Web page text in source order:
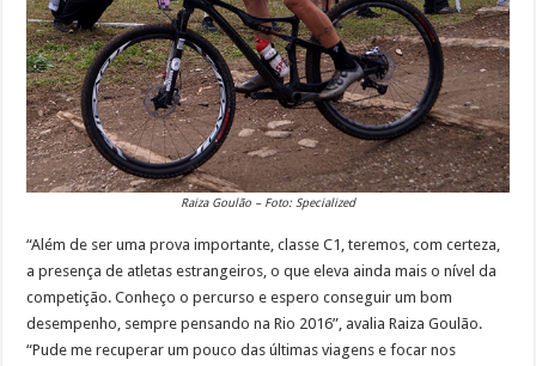
Raiza Goulão – Foto: Specialized
“Além de ser uma prova importante, classe C1, teremos, com certeza,
a presença de atletas estrangeiros, o que eleva ainda mais o nível da
competição. Conheço o percurso e espero conseguir um bom
desempenho, sempre pensando na Rio 2016”, avalia Raiza Goulão.
“Pude me recuperar um pouco das últimas viagens e focar nos